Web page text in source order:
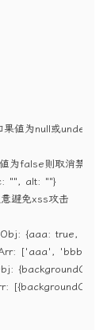
果值为null或
为false则取消禁用
"", alt: ""}
意避免xss攻击
{aaa: true,
['aaa', 'bbb-1']